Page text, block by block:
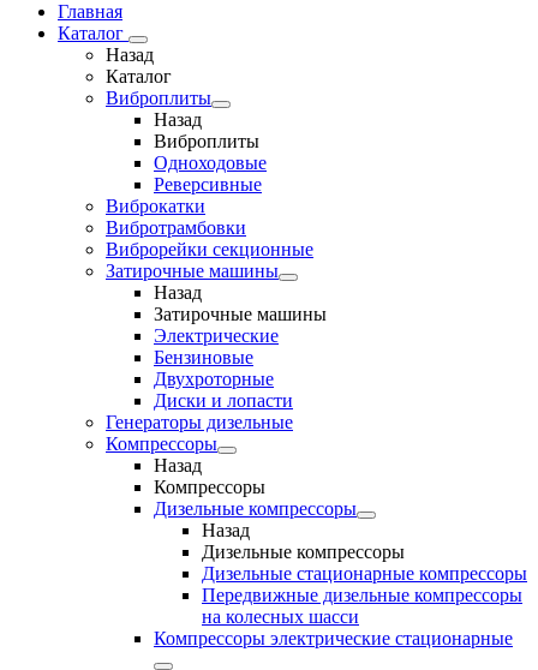
Главная
Каталог
Назад
Каталог
Виброплиты
Назад
Виброплиты
Одноходовые
Реверсивные
Виброкатки
Вибротрамбовки
Виброрейки секционные
Затирочные машины
Назад
Затирочные машины
Электрические
Бензиновые
Двухроторные
Диски и лопасти
Генераторы дизельные
Компрессоры
Назад
Компрессоры
Дизельные компрессоры
Назад
Дизельные компрессоры
Дизельные стационарные компрессоры
Передвижные дизельные компрессоры
на колесных шасси
Компрессоры электрические стационарные